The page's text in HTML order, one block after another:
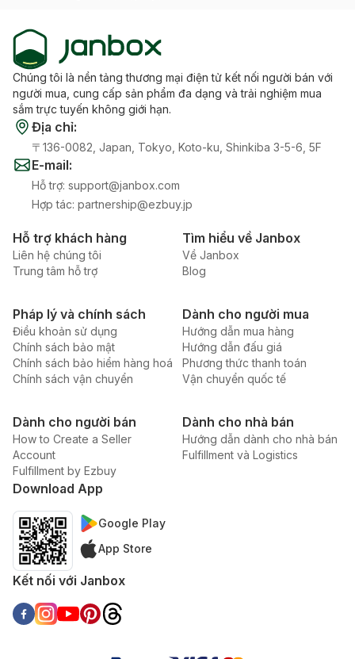
Chúng tôi là nền tảng thương mại điện tử kết nối người bán với
người mua, cung cấp sản phẩm đa dạng và trải nghiệm mua
sắm trực tuyến không giới hạn.
Địa chỉ:
〒136-0082, Japan, Tokyo, Koto-ku, Shinkiba 3-5-6, 5F
E-mail:
Hỗ trợ: support@janbox.com
Hợp tác: partnership@ezbuy.jp
Hỗ trợ khách hàng
Liên hệ chúng tôi
Trung tâm hỗ trợ
Tìm hiểu về Janbox
Về Janbox
Blog
Pháp lý và chính sách
Điều khoản sử dụng
Chính sách bảo mật
Chính sách bảo hiểm hàng hoá
Chính sách vận chuyển
Dành cho người mua
Hướng dẫn mua hàng
Hướng dẫn đấu giá
Phương thức thanh toán
Vận chuyển quốc tế
Dành cho người bán
How to Create a Seller
Account
Fulfillment by Ezbuy
Dành cho nhà bán
Hướng dẫn dành cho nhà bán
Fulfillment và Logistics
Download App
Google Play
App Store
Kết nối với Janbox